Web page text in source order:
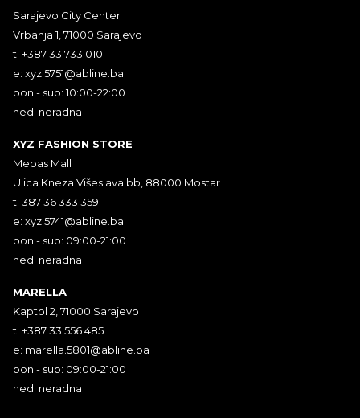
Sarajevo City Center
Vrbanja 1, 71000 Sarajevo
t: +387 33 733 010
e: xyz.5751@abline.ba
pon - sub: 10:00-22:00
ned: neradna
XYZ FASHION STORE
Mepas Mall
Ulica Kneza Višeslava bb, 88000 Mostar
t: 387 36 333 359
e: xyz.5741@abline.ba
pon - sub: 09:00-21:00
ned: neradna
MARELLA
Kaptol 2, 71000 Sarajevo
t: +387 33 556 485
e: marella.5801@abline.ba
pon - sub: 09:00-21:00
ned: neradna